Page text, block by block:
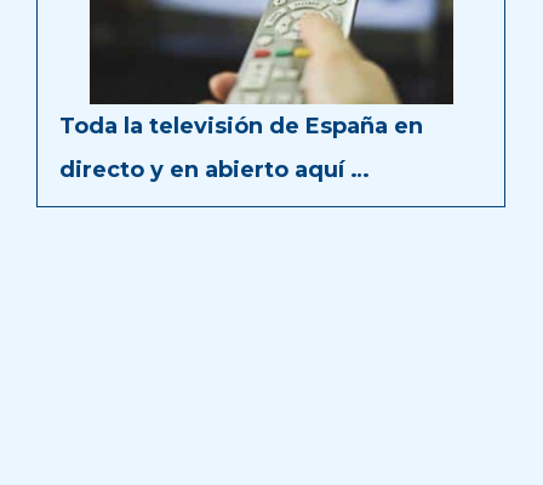
Toda la televisión de España en
directo y en abierto aquí …